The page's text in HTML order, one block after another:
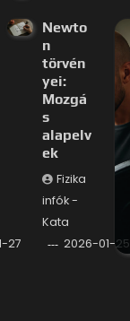
27
Newto
n
törvén
yei:
Mozgá
s
alapelv
ek
Fizika
infók -
Kata
2026-01-25